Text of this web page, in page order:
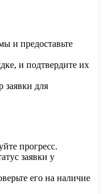
и предоставьте
и подтвердите их
для
прогресс.
заявки у
его на наличие